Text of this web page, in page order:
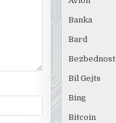
Banka
Bard
Bezbednost
Bil Gejts
Bing
Bitcoin